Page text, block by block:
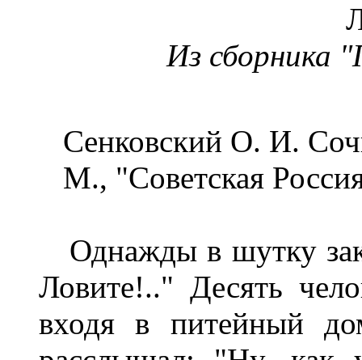
Из сборника
Сенковский О. И.
М., "Советская
Однажды в шутку
Ловите!.." Десять
входя в питейный